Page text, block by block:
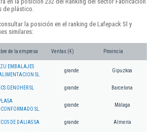
de plástico.
la posición en el ranking de Lafepack Sl y
similares:
de la empresa Ventas (€) Provincia
EMBALAJES
SL
grande Gipuzkoa
GENOHER SL grande Barcelona
SL.
grande Málaga
DE DALIAS SA grande Almería